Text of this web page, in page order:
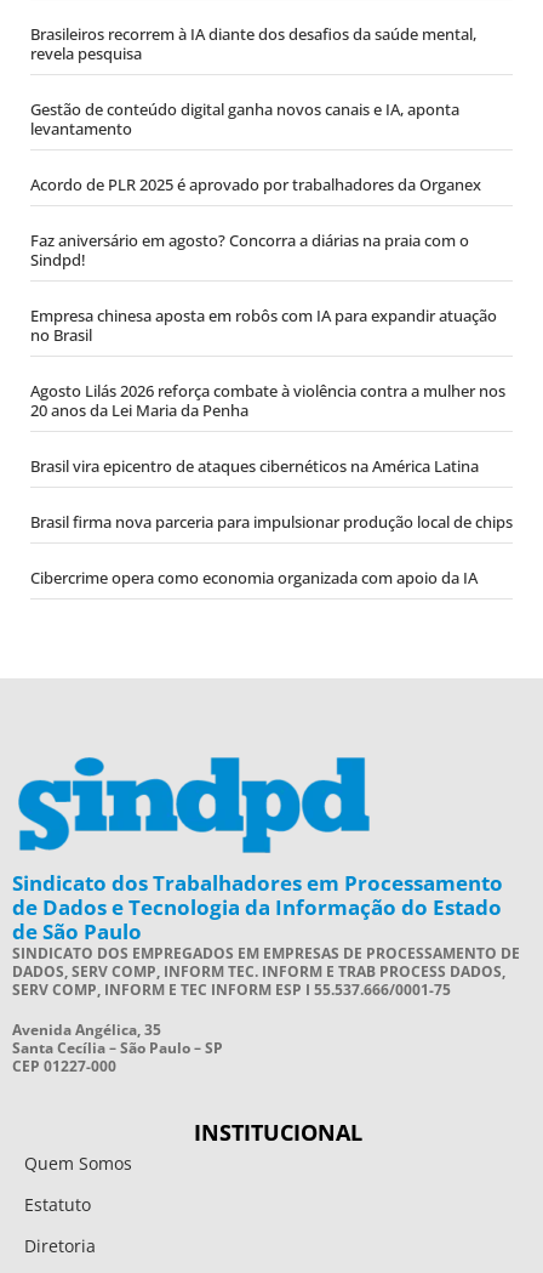
Brasileiros recorrem à IA diante dos desafios da saúde mental,
revela pesquisa
Gestão de conteúdo digital ganha novos canais e IA, aponta
levantamento
Acordo de PLR 2025 é aprovado por trabalhadores da Organex
Faz aniversário em agosto? Concorra a diárias na praia com o
Sindpd!
Empresa chinesa aposta em robôs com IA para expandir atuação
no Brasil
Agosto Lilás 2026 reforça combate à violência contra a mulher nos
20 anos da Lei Maria da Penha
Brasil vira epicentro de ataques cibernéticos na América Latina
Brasil firma nova parceria para impulsionar produção local de chips
Cibercrime opera como economia organizada com apoio da IA
Sindicato dos Trabalhadores em Processamento
de Dados e Tecnologia da Informação do Estado
de São Paulo
SINDICATO DOS EMPREGADOS EM EMPRESAS DE PROCESSAMENTO DE
DADOS, SERV COMP, INFORM TEC. INFORM E TRAB PROCESS DADOS,
SERV COMP, INFORM E TEC INFORM ESP I 55.537.666/0001-75
Avenida Angélica, 35
Santa Cecília – São Paulo – SP
CEP 01227-000
INSTITUCIONAL
Quem Somos
Estatuto
Diretoria